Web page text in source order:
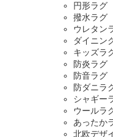
円形ラグ
撥水ラグ
ウレタン
ダイニン
キッズラ
防炎ラグ
防音ラグ
防ダニラ
シャギー
ウールラ
あったか
北欧デザ